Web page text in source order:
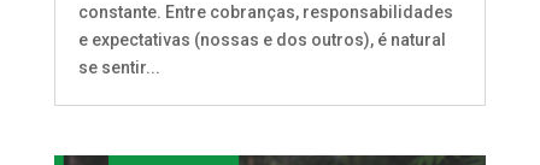
constante. Entre cobranças, responsabilidades
e expectativas (nossas e dos outros), é natural
se sentir...